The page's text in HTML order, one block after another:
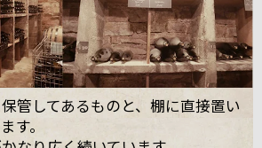
管してあるものと、棚に直接置い
す。